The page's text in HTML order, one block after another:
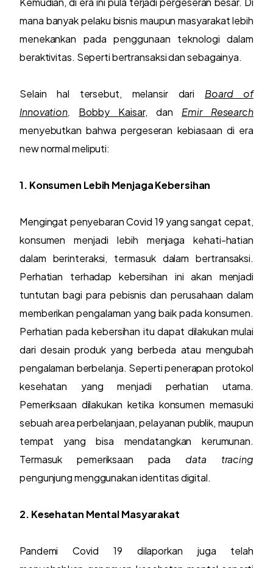
mana banyak pelaku bisnis maupun masyarakat lebih
menekankan pada penggunaan teknologi dalam
beraktivitas. Seperti bertransaksi dan sebagainya.
Selain hal tersebut, melansir dari Board of
Innovation, Bobby Kaisar, dan Emir Research
menyebutkan bahwa pergeseran kebiasaan di era
new normal meliputi:
1. Konsumen Lebih Menjaga Kebersihan
Mengingat penyebaran Covid 19 yang sangat cepat,
konsumen menjadi lebih menjaga kehati-hatian
dalam berinteraksi, termasuk dalam bertransaksi.
Perhatian terhadap kebersihan ini akan menjadi
tuntutan bagi para pebisnis dan perusahaan dalam
memberikan pengalaman yang baik pada konsumen.
Perhatian pada kebersihan itu dapat dilakukan mulai
dari desain produk yang berbeda atau mengubah
pengalaman berbelanja. Seperti penerapan protokol
kesehatan yang menjadi perhatian utama.
Pemeriksaan dilakukan ketika konsumen memasuki
sebuah area perbelanjaan, pelayanan publik, maupun
tempat yang bisa mendatangkan kerumunan.
Termasuk pemeriksaan padadata tracing
pengunjung menggunakan identitas digital.
2. Kesehatan Mental Masyarakat
Pandemi Covid 19 dilaporkan juga telah